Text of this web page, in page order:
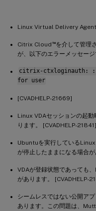
Linux Virtual Delivery Agent
Citrix Cloud ™を介して管理
が、以下のエラーメッセー
citrix-ctxloginauth: :
for user
[CVADHELP-21669]
Linux VDAセッションの起
ります。 [CVADHELP-21841]
Ubuntuを実行している
が停止したままになる場合
VDAが登録状態であっても
があります。 [CVADHELP-
シームレスではない公開ア
あります。この問題は、